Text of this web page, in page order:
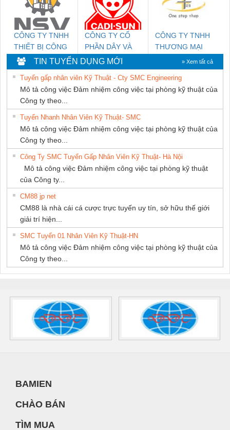
CÔNG TY TNHH
THIẾT BỊ CÔNG
NGHIỆP NIHON
SETSUBI VIỆT
NAM
CÔNG TY CỔ
PHẦN DÂY VÀ
CÁP ĐIỆN
THƯỢNG ĐÌNH
CÔNG TY TNHH
THƯƠNG MẠI
THIÊN ÂN VIỆT
NAM
TIN TUYỂN DỤNG MỚI » Xem tất cả
Tuyển gấp nhân viên Kỹ Thuật - Cty SMC Engineering
Mô tả công việc Đảm nhiệm công việc tại phòng kỹ thuật của
Công ty theo...
Tuyển Nhanh Nhân Viên Kỹ Thuật- SMC
Mô tả công việc Đảm nhiệm công việc tại phòng kỹ thuật của
Công ty theo...
Công Ty SMC Tuyển Gấp Nhân Viên Kỹ Thuật- Hà Nội
Mô tả công việc Đảm nhiệm công việc tại phòng kỹ thuật
của Công ty...
CM88 jp net
CM88 là nhà cái cá cược trực tuyến uy tín, sở hữu thế giới
giải trí hiện...
SMC Tuyển 01 Nhân Viên Kỹ Thuật-HN
Mô tả công việc Đảm nhiệm công việc tại phòng kỹ thuật của
Công ty theo...
BAMIEN
CHÀO BÁN
TÌM MUA